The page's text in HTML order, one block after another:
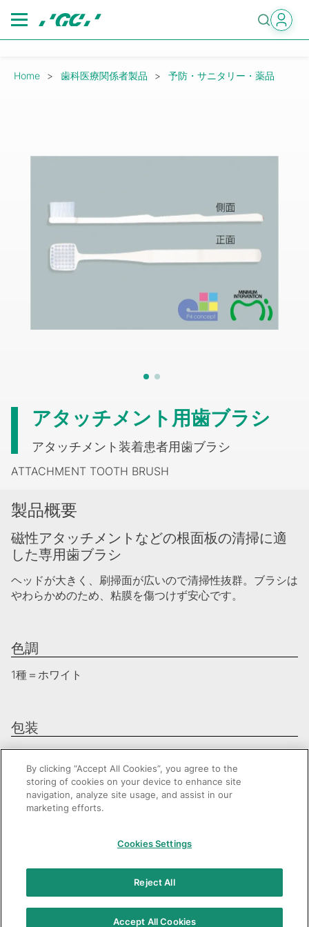
main
Breadcrumb
Home 歯科医療関係者製品 予防・サニタリー・薬品
アタッチメント用歯ブラシ
アタッチメント装着患者用歯ブラシ
ATTACHMENT TOOTH BRUSH
製品概要
磁性アタッチメントなどの根面板の清掃に適
した専用歯ブラシ
ヘッドが大きく、刷掃面が広いので清掃性抜群。ブラシは
やわらかめのため、粘膜を傷つけず安心です。
色調
1種＝ホワイト
包装
1函＝10本
〈希望患者価格 1本＝790円（税込）〉
© 2026 GC Corp. 無断転載禁止
お問い合わせ
個人情報保護方針
透明性に関する指針
クアラルンプール原則対応方針
By clicking “Accept All Cookies”, you agree to the
storing of cookies on your device to enhance site
navigation, analyze site usage, and assist in our
marketing efforts.
Cookies Settings
Reject All
Accept All Cookies